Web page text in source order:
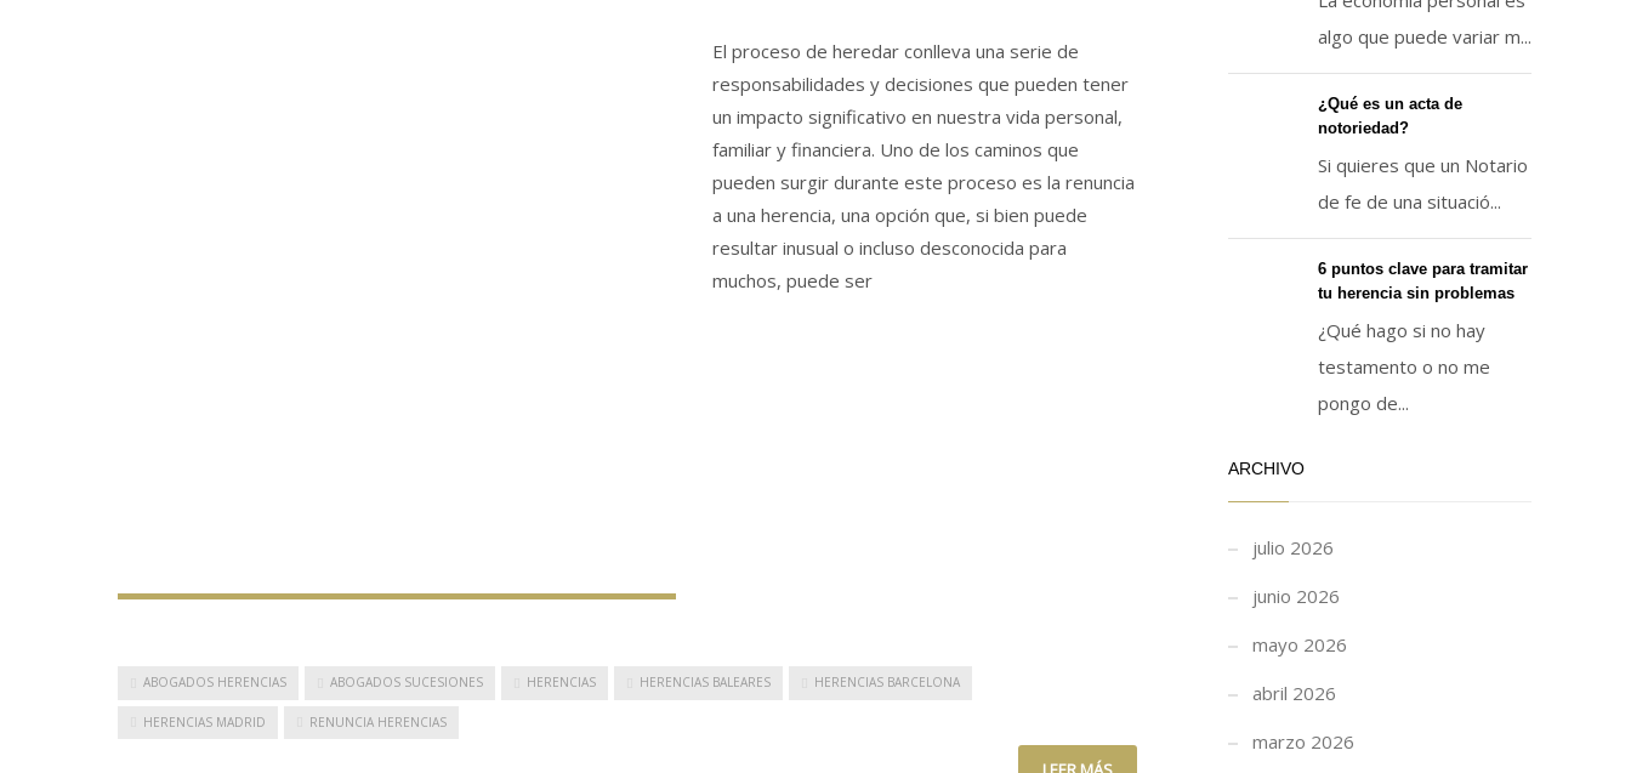
El proceso de heredar conlleva una serie de
responsabilidades y decisiones que pueden tener
un impacto significativo en nuestra vida personal,
familiar y financiera. Uno de los caminos que
pueden surgir durante este proceso es la renuncia
a una herencia, una opción que, si bien puede
resultar inusual o incluso desconocida para
muchos, puede ser
ABOGADOS HERENCIAS ABOGADOS SUCESIONES HERENCIAS HERENCIAS BALEARES HERENCIAS BARCELONA
HERENCIAS MADRID RENUNCIA HERENCIAS
algo que puede variar m...
¿Qué es un acta de
notoriedad?
Si quieres que un Notario
de fe de una situació...
6 puntos clave para tramitar
tu herencia sin problemas
¿Qué hago si no hay
testamento o no me
pongo de...
ARCHIVO
julio 2026
junio 2026
mayo 2026
abril 2026
marzo 2026